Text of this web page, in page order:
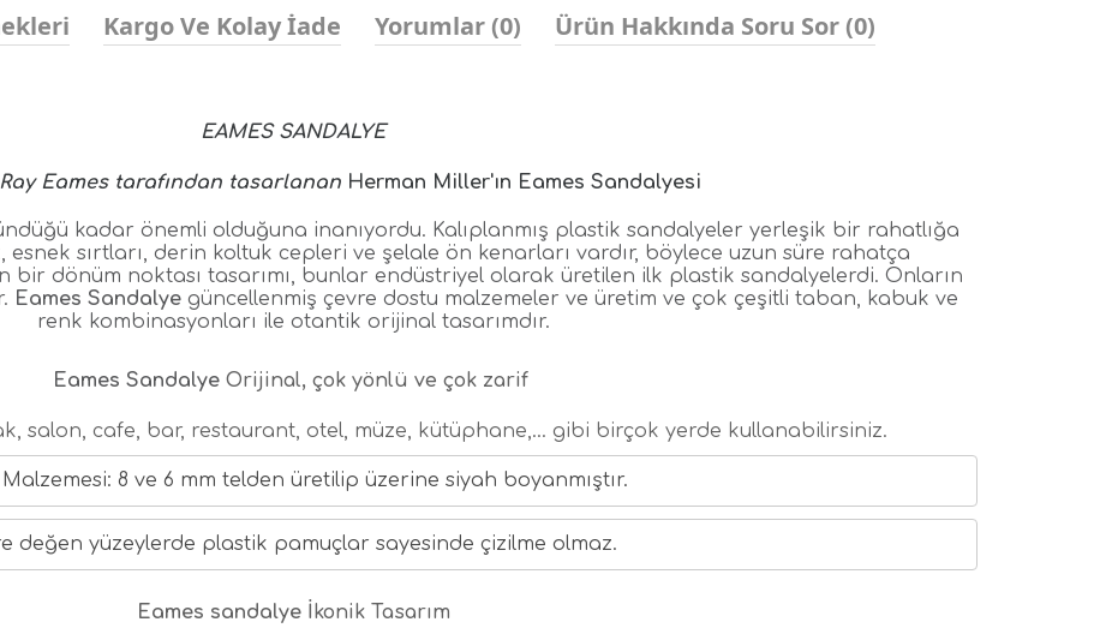
Kargo Ve Kolay İade Yorumlar (0) Ürün Hakkında Soru Sor (0)
EAMES SANDALYE
Eames tarafından tasarlanan Herman Miller'ın Eames Sandalyesi
kadar önemli olduğuna inanıyordu. Kalıplanmış plastik sandalyeler yerleşik bir rahatlığa
esnek sırtları, derin koltuk cepleri ve şelale ön kenarları vardır, böylece uzun süre rahatça
bir dönüm noktası tasarımı, bunlar endüstriyel olarak üretilen ilk plastik sandalyelerdi. Onların
Eames Sandalye güncellenmiş çevre dostu malzemeler ve üretim ve çok çeşitli taban, kabuk ve
renk kombinasyonları ile otantik orijinal tasarımdır.
Eames Sandalye Orijinal, çok yönlü ve çok zarif
salon, cafe, bar, restaurant, otel, müze, kütüphane,… gibi birçok yerde kullanabilirsiniz.
8 ve 6 mm telden üretilip üzerine siyah boyanmıştır.
değen yüzeylerde plastik pamuçlar sayesinde çizilme olmaz.
Eames sandalyeİkonik Tasarım